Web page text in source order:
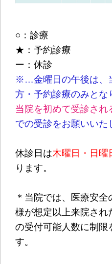
○：診療
★：予約診療
ー：休診
※…金曜日の午後は、
方・予約診療のみとな
当院を初めて受診され
での受診をお願いいた
休診日は木曜日・日曜
ります。
＊当院では、医療安全
様が想定以上来院され
の受付可能人数に制限
す。